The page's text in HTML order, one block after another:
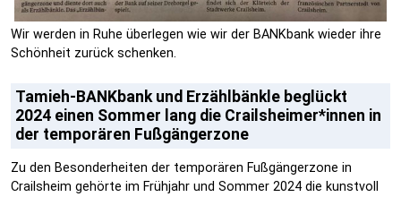
Wir werden in Ruhe überlegen wie wir der BANKbank wieder ihre
Schönheit zurück schenken.
Tamieh-BANKbank und Erzählbänkle beglückt
2024 einen Sommer lang die Crailsheimer*innen in
der temporären Fußgängerzone
Zu den Besonderheiten der temporären Fußgängerzone in
Crailsheim gehörte im Frühjahr und Sommer 2024 die kunstvoll